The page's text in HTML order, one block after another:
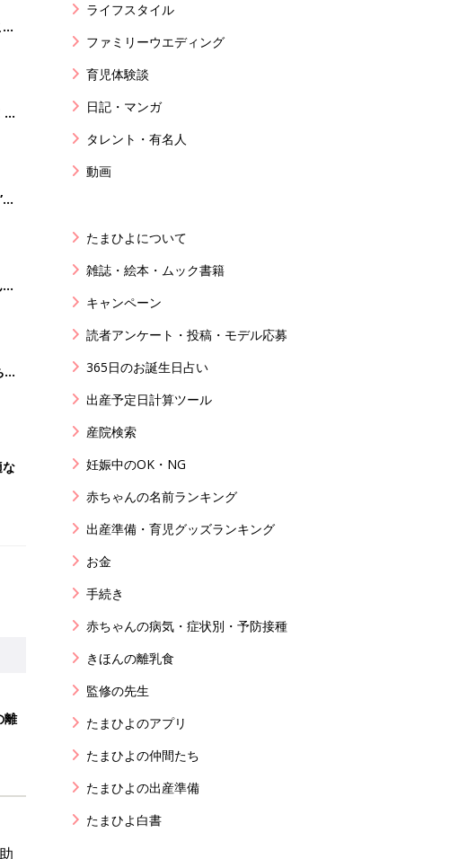
な
離
ライフスタイル
ファミリーウエディング
育児体験談
日記・マンガ
タレント・有名人
動画
たまひよについて
雑誌・絵本・ムック書籍
キャンペーン
読者アンケート・投稿・モデル応募
365日のお誕生日占い
出産予定日計算ツール
産院検索
妊娠中のOK・NG
赤ちゃんの名前ランキング
出産準備・育児グッズランキング
お金
手続き
赤ちゃんの病気・症状別・予防接種
きほんの離乳食
監修の先生
たまひよのアプリ
たまひよの仲間たち
たまひよの出産準備
たまひよ白書